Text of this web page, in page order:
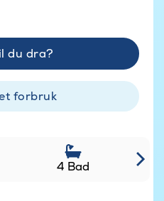
du dra?
forbruk
4 Bad